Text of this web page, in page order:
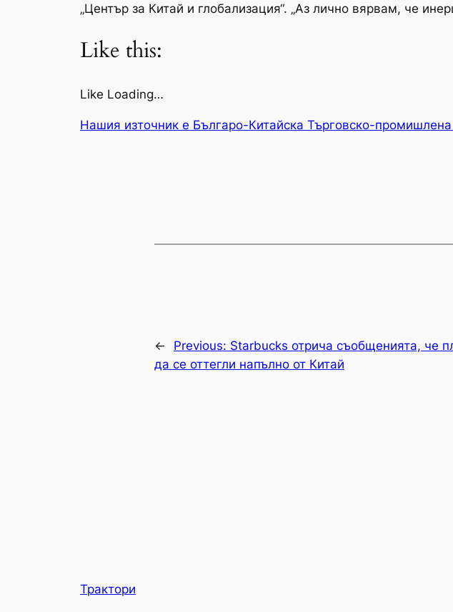
„Център за Китай и глобализация“. „Аз лично вярвам, че
Like this:
Like Loading…
Нашия източник е Българо-Китайска Търговско-
← Previous: Starbucks отрича съобщенията, че
да се оттегли напълно от Китай
Трактори